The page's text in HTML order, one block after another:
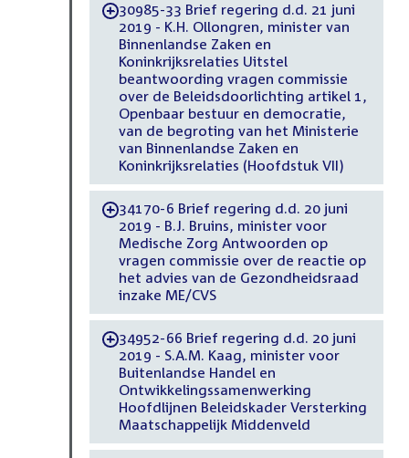
-30985-33 Brief regering d.d. 21 juni
2019 - K.H. Ollongren, minister van
Binnenlandse Zaken en
Koninkrijksrelaties Uitstel
beantwoording vragen commissie
over de Beleidsdoorlichting artikel 1,
Openbaar bestuur en democratie,
van de begroting van het Ministerie
van Binnenlandse Zaken en
Koninkrijksrelaties (Hoofdstuk VII)
-34170-6 Brief regering d.d. 20 juni
2019 - B.J. Bruins, minister voor
Medische Zorg Antwoorden op
vragen commissie over de reactie op
het advies van de Gezondheidsraad
inzake ME/CVS
-34952-66 Brief regering d.d. 20 juni
2019 - S.A.M. Kaag, minister voor
Buitenlandse Handel en
Ontwikkelingssamenwerking
Hoofdlijnen Beleidskader Versterking
Maatschappelijk Middenveld